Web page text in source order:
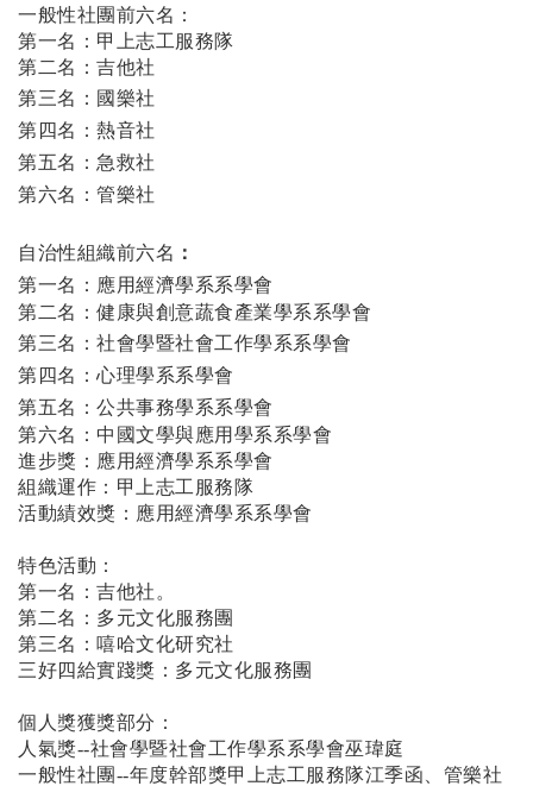
一般性社團前六名：
第一名：甲上志工服務隊
第二名：吉他社
第三名：國樂社
第四名：熱音社
第五名：急救社
第六名：管樂社
自治性組織前六名 ：
第一名：應用經濟學系系學會
第二名：健康與創意蔬食產業學系系學會
第三名：社會學暨社會工作學系系學會
第四名：心理學系系學會
第五名：公共事務學系系學會
第六名：中國文學與應用學系系學會
進步獎：應用經濟學系系學會
組織運作：甲上志工服務隊
活動績效獎：應用經濟學系系學會
特色活動：
第一名：吉他社。
第二名：多元文化服務團
第三名：嘻哈文化研究社
三好四給實踐獎：多元文化服務團
個人獎獲獎部分：
人氣獎--社會學暨社會工作學系系學會巫瑋庭
一般性社團--年度幹部獎甲上志工服務隊江季函、管樂社